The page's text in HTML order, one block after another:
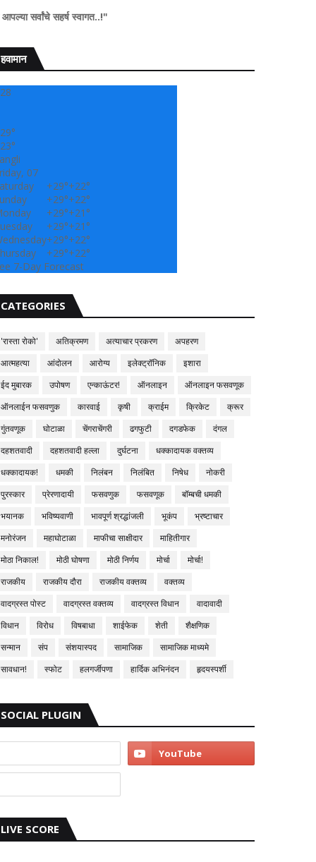
स्वागत..!"
हवामान
28
29°
23°
07
+29°+22°
+29°+22°
+29°+21°
+29°+21°
+29°+22°
+29°+22°
7-Day Forecast
CATEGORIES
'रास्ता रोको' अतिक्रमण अत्याचार प्रकरण
अपहरण
आत्महत्या
आंदोलन आरोग्य इलेक्ट्रॉनिक
इशारा
ईद मुबारक
उपोषण एन्काऊंटर! ऑनलाइन
ऑनलाइन फसवणूक
ऑनलाईन फसवणुक
कारवाई कृषी क्राईम क्रिकेट
क्रूर
गुंतवणूक
घोटाळा चेंगराचेंगरी ढगफुटी दगडफेक
दंगल
दहशतवादी
दहशतवादी हल्ला दुर्घटना
धक्कादायक वक्तव्य
धक्कादायक!
धमकी निलंबन निलंबित निषेध
नोकरी
पुरस्कार
प्रेरणादायी फसवणुक फसवणूक
बॉम्बची धमकी
भयानक
भविष्यवाणी भावपूर्ण श्रद्धांजली भूकंप
भ्रष्टाचार
मनोरंजन
महाघोटाळा माफीचा साक्षीदार
माहितीगार
मोठा निकाल!
मोठी घोषणा मोठी निर्णय मोर्चा
मोर्चा!
राजकीय
राजकीय दौरा राजकीय वक्तव्य
वक्तव्य
वादग्रस्त पोस्ट
वादग्रस्त वक्तव्य वादग्रस्त विधान
वादावादी
विधान
विरोध विषबाधा शाईफेक शेती
शैक्षणिक
सन्मान
संप संशयास्पद सामाजिक
सामाजिक माध्यमे
सावधान!
स्फोट हलगर्जीपणा हार्दिक अभिनंदन हृदयस्पर्शी
SOCIAL PLUGIN
LIVE SCORE